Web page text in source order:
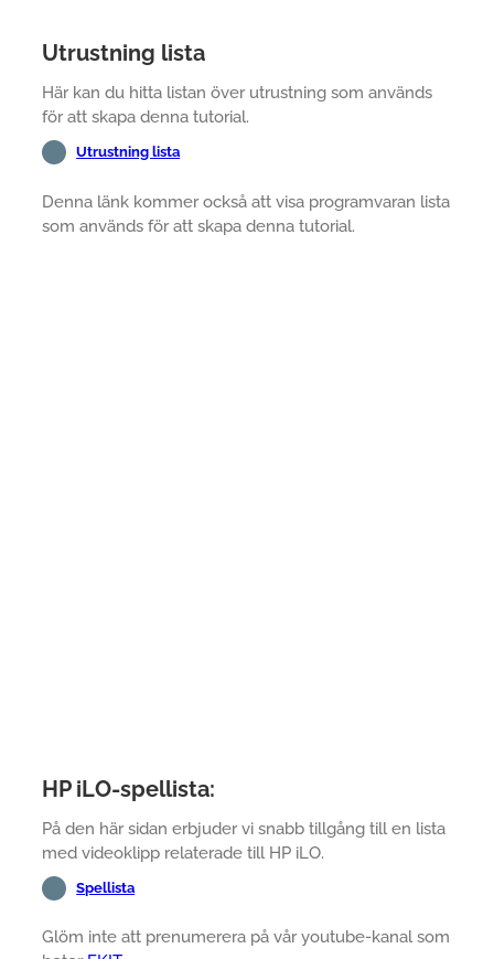
Utrustning lista
Här kan du hitta listan över utrustning som används
för att skapa denna tutorial.
Utrustning lista
Denna länk kommer också att visa programvaran lista
som används för att skapa denna tutorial.
HP iLO-spellista:
På den här sidan erbjuder vi snabb tillgång till en lista
med videoklipp relaterade till HP iLO.
Spellista
Glöm inte att prenumerera på vår youtube-kanal som